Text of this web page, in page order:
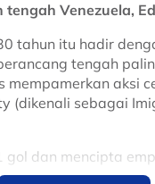
Venezuela,
tahun itu hadir
tengah
mempamerkan aksi
(dikenali sebagai
gol dan mencipta
muncul antara